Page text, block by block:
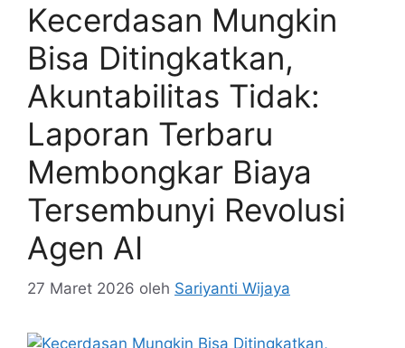
Kecerdasan Mungkin
Bisa Ditingkatkan,
Akuntabilitas Tidak:
Laporan Terbaru
Membongkar Biaya
Tersembunyi Revolusi
Agen AI
27 Maret 2026 oleh Sariyanti Wijaya